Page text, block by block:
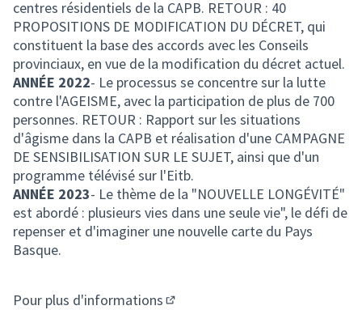
centres résidentiels de la CAPB. RETOUR : 40
PROPOSITIONS DE MODIFICATION DU DÉCRET, qui
constituent la base des accords avec les Conseils
provinciaux, en vue de la modification du décret actuel.
ANNÉE 2022- Le processus se concentre sur la lutte
contre l'AGEISME, avec la participation de plus de 700
personnes. RETOUR : Rapport sur les situations
d'âgisme dans la CAPB et réalisation d'une CAMPAGNE
DE SENSIBILISATION SUR LE SUJET, ainsi que d'un
programme télévisé sur l'Eitb.
ANNÉE 2023- Le thème de la "NOUVELLE LONGÉVITÉ"
est abordé : plusieurs vies dans une seule vie", le défi de
repenser et d'imaginer une nouvelle carte du Pays
Basque.
Pour plus d'informations